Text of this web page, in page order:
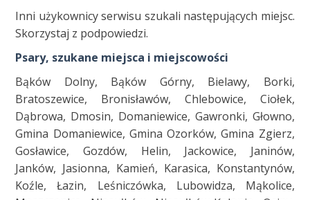
Inni użykownicy serwisu szukali następujących miejsc.
Skorzystaj z podpowiedzi.
Psary, szukane miejsca i miejscowości
Bąków Dolny, Bąków Górny, Bielawy, Borki,
Bratoszewice, Bronisławów, Chlebowice, Ciołek,
Dąbrowa, Dmosin, Domaniewice, Gawronki, Głowno,
Gmina Domaniewice, Gmina Ozorków, Gmina Zgierz,
Gosławice, Gozdów, Helin, Jackowice, Janinów,
Janków, Jasionna, Kamień, Karasica, Konstantynów,
Koźle, Łazin, Leśniczówka, Lubowidza, Mąkolice,